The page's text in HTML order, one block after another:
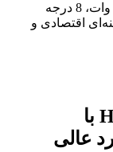
با توان 870 وات، 8 درجه
اقتصادی و
توستر فیلیپس مدل HD2590 با
عالی